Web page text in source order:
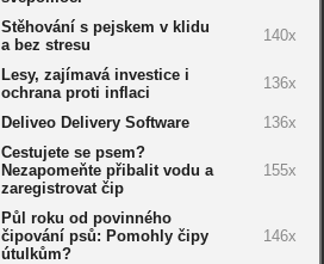
Stěhování s pejskem v klidu
a bez stresu
140x
Lesy, zajímavá investice i
ochrana proti inflaci
136x
Deliveo Delivery Software 136x
Cestujete se psem?
Nezapomeňte přibalit vodu a
zaregistrovat čip
155x
Půl roku od povinného
čipování psů: Pomohly čipy
útulkům?
146x